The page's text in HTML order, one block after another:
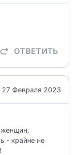
ОТВЕТИТЬ
27 Февраля 2023
женщин,
- крайне не